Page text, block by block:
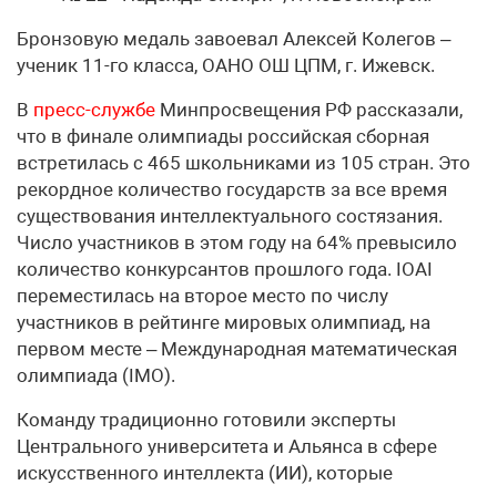
Бронзовую медаль завоевал Алексей Колегов –
ученик 11-го класса, ОАНО ОШ ЦПМ, г. Ижевск.
В пресс-службе Минпросвещения РФ рассказали,
что в финале олимпиады российская сборная
встретилась с 465 школьниками из 105 стран. Это
рекордное количество государств за все время
существования интеллектуального состязания.
Число участников в этом году на 64% превысило
количество конкурсантов прошлого года. IOAI
переместилась на второе место по числу
участников в рейтинге мировых олимпиад, на
первом месте – Международная математическая
олимпиада (IMO).
Команду традиционно готовили эксперты
Центрального университета и Альянса в сфере
искусственного интеллекта (ИИ), которые